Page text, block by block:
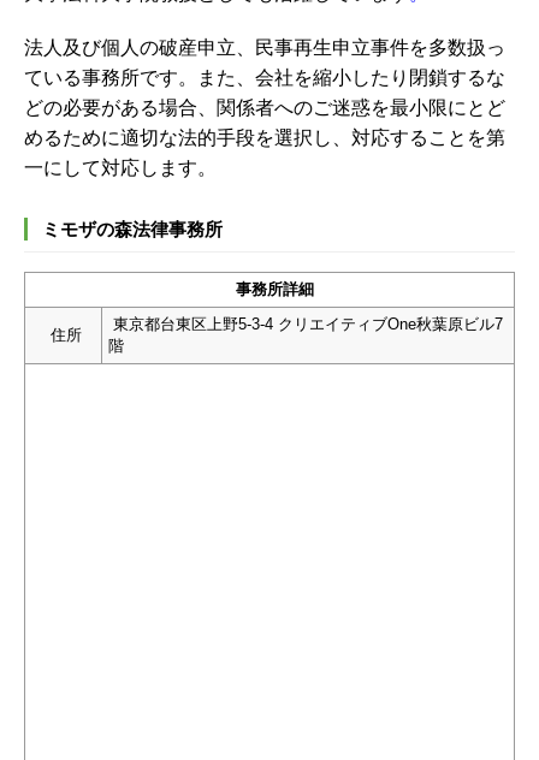
法人及び個人の破産申立、民事再生申立事件を多数扱っ
ている事務所です。また、会社を縮小したり閉鎖するな
どの必要がある場合、関係者へのご迷惑を最小限にとど
めるために適切な法的手段を選択し、対応することを第
一にして対応します。
ミモザの森法律事務所
事務所詳細
住所
東京都台東区上野5-3-4 クリエイティブOne秋葉原ビル7
階